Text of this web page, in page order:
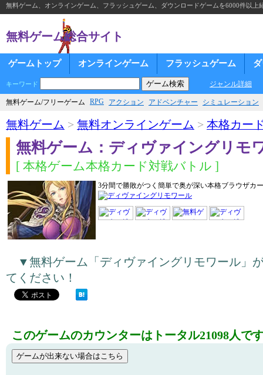
無料ゲーム、オンラインゲーム、フラッシュゲーム、ダウンロードゲームを6000件以上
無料ゲーム総合サイト
ゲームトップ オンラインゲーム フラッシュゲーム
キーワード ジャンル詳細
無料ゲーム/フリーゲーム RPG アクション アドベンチャー シミュレーション
無料ゲーム > 無料オンラインゲーム > 本格カー
無料ゲーム：ディヴァイングリモ
[ 本格ゲーム本格カード対戦バトル ]
3分間で勝敗がつく簡単で奥が深い本格ブラウザカ
▼無料ゲーム「ディヴァイングリモワール」
てください！
このゲームのカウンターはトータル21098人で